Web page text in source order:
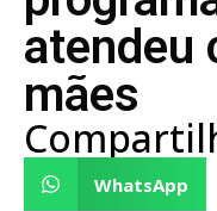
atendeu
mães
WhatsApp